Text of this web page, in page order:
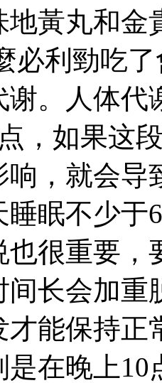
地黃丸和金
必利勁吃
谢。人体
，如果这
响，就会导
睡眠不少于
也很重要，
长会加重
才能保持正
在晚上